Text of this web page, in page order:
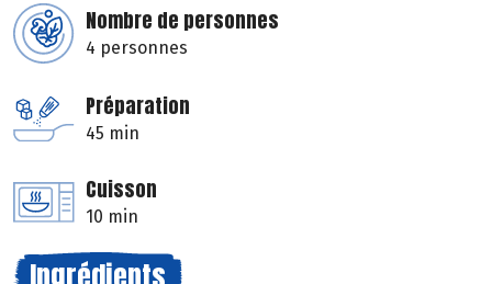
Nombre de personnes
4 personnes
Préparation
45 min
Cuisson
10 min